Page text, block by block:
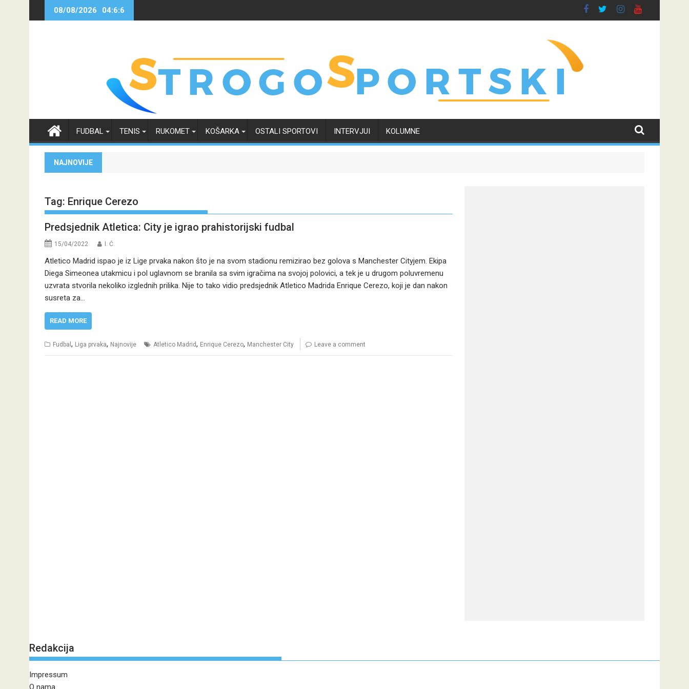
08/08/2026 04:6:6
FUDBAL TENIS RUKOMET KOŠARKA OSTALI SPORTOVI INTERVJUI KOLUMNE
NAJNOVIJE
Tag: Enrique Cerezo
Predsjednik Atletica: City je igrao prahistorijski fudbal
15/04/2022 I. Ć.
Atletico Madrid ispao je iz Lige prvaka nakon što je na svom stadionu remizirao bez golova s Manchester Cityjem. Ekipa
Diega Simeonea utakmicu i pol uglavnom se branila sa svim igračima na svojoj polovici, a tek je u drugom poluvremenu
uzvrata stvorila nekoliko izglednih prilika. Nije to tako vidio predsjednik Atletico Madrida Enrique Cerezo, koji je dan nakon
susreta za…
READ MORE
Fudbal , Liga prvaka, Najnovije Atletico Madrid, Enrique Cerezo, Manchester City Leave a comment
Redakcija
Impressum
O nama